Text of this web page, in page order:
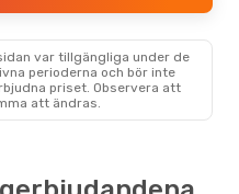
var tillgängliga under de
perioderna och bör inte
priset. Observera att
att ändras.